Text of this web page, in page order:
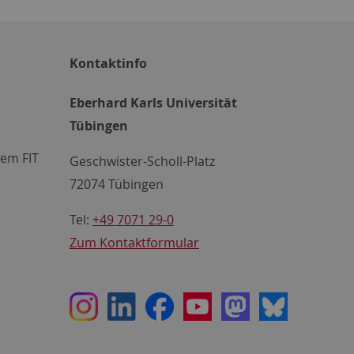
FIT
Kontaktinfo
Eberhard Karls Universität
Tübingen
Geschwister-Scholl-Platz
72074 Tübingen
Tel: +49 7071 29-0
Zum Kontaktformular
InstagramLinkedInFacebookYoutubeMastodon
Bluesky